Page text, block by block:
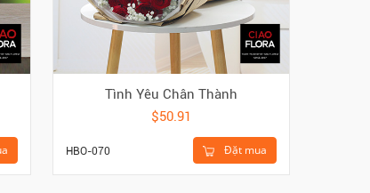
Tình Yêu Chân Thành
$50.91
Đặt mua
HBO-070